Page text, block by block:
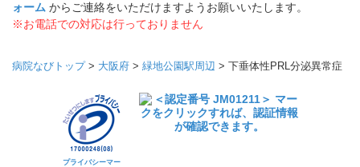
ォーム からご連絡をいただけますようお願いいたします。
※お電話での対応は行っておりません
病院なびトップ> 大阪府 > 緑地公園駅周辺 > 下垂体性PRL分泌異常症
プライバシーマー